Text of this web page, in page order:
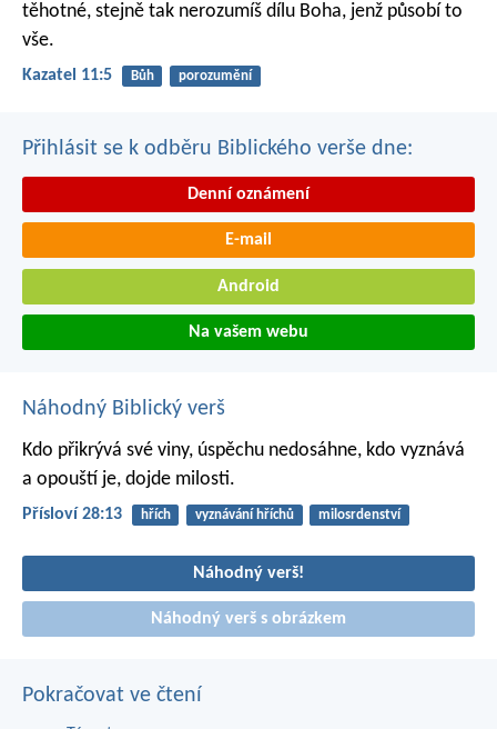
těhotné, stejně tak nerozumíš dílu Boha, jenž působí to
vše.
Kazatel 11:5 Bůh porozumění
Přihlásit se k odběru Biblického verše dne:
Denní oznámení
E-mail
Android
Na vašem webu
Náhodný Biblický verš
Kdo přikrývá své viny, úspěchu nedosáhne, kdo vyznává
a opouští je, dojde milosti.
Přísloví 28:13 hřích vyznávání hříchů milosrdenství
Náhodný verš!
Náhodný verš s obrázkem
Pokračovat ve čtení